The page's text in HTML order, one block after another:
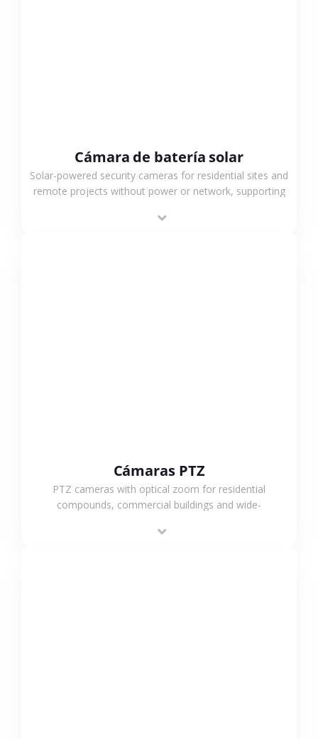
Cámara de batería solar
Solar-powered security cameras for residential sites and
remote projects without power or network, supporting
outdoor monitoring.
Cámaras PTZ
PTZ cameras with optical zoom for residential
compounds, commercial buildings and wide-
monitoring and flexible coverage.